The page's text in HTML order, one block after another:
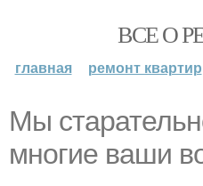
ВСЕ О
главная ремонт квартир
Мы
многие ваши